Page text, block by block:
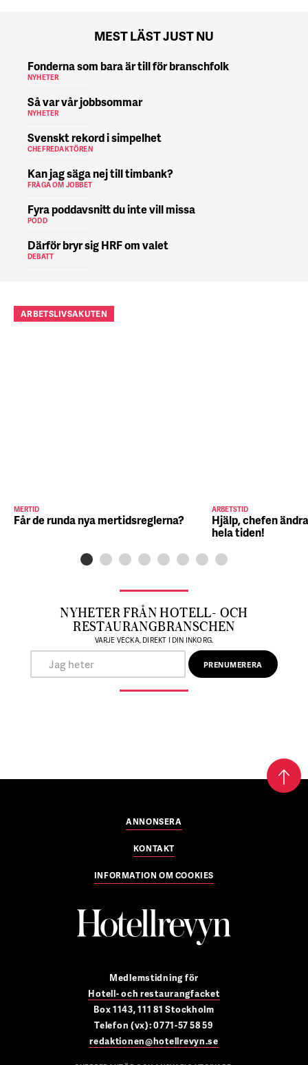
MEST LÄST JUST NU
Fonderna som bara är till för branschfolk
NYHETER
Så var vår jobbsommar
NYHETER
Svenskt rekord i simpelhet
CHEFREDAKTÖREN
Kan jag säga nej till timbank?
FRÅGA OM JOBBET
Fyra poddavsnitt du inte vill missa
PODD
Därför bryr sig HRF om valet
DEBATT
ARBETSLIVSAKUTEN
MERTID
Får de runda nya mertidsreglerna?
ARBETSTID
Hjälp, chefen
hela tiden!
NYHETER FRÅN HOTELL- OCH
RESTAURANGBRANSCHEN
VARJE VECKA, DIREKT I DIN INKORG.
ANNONSERA
KONTAKT
INFORMATION OM COOKIES
Medlemstidning för
Hotell- och restaurangfacket
Box 1143, 111 81 Stockholm
Telefon (vx): 0771-57 58 59
redaktionen@hotellrevyn.se